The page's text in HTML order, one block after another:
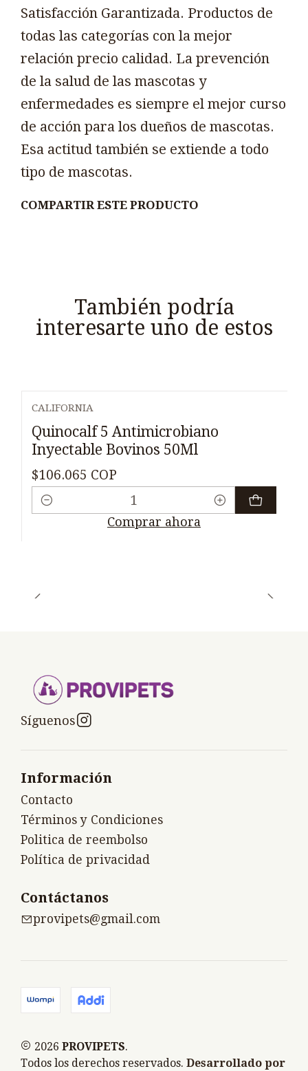
Satisfacción Garantizada. Productos de
todas las categorías con la mejor
relación precio calidad. La prevención
de la salud de las mascotas y
enfermedades es siempre el mejor curso
de acción para los dueños de mascotas.
Esa actitud también se extiende a todo
tipo de mascotas.
COMPARTIR ESTE PRODUCTO
También podría
interesarte uno de estos
CALIFORNIA
Quinocalf 5 Antimicrobiano
Inyectable Bovinos 50Ml
$106.065 COP
Cantidad
Comprar ahora
Síguenos
Información
Contacto
Términos y Condiciones
Politica de reembolso
Política de privacidad
Contáctanos
provipets@gmail.com
2026 PROVIPETS.
Todos los derechos reservados. Desarrollado por